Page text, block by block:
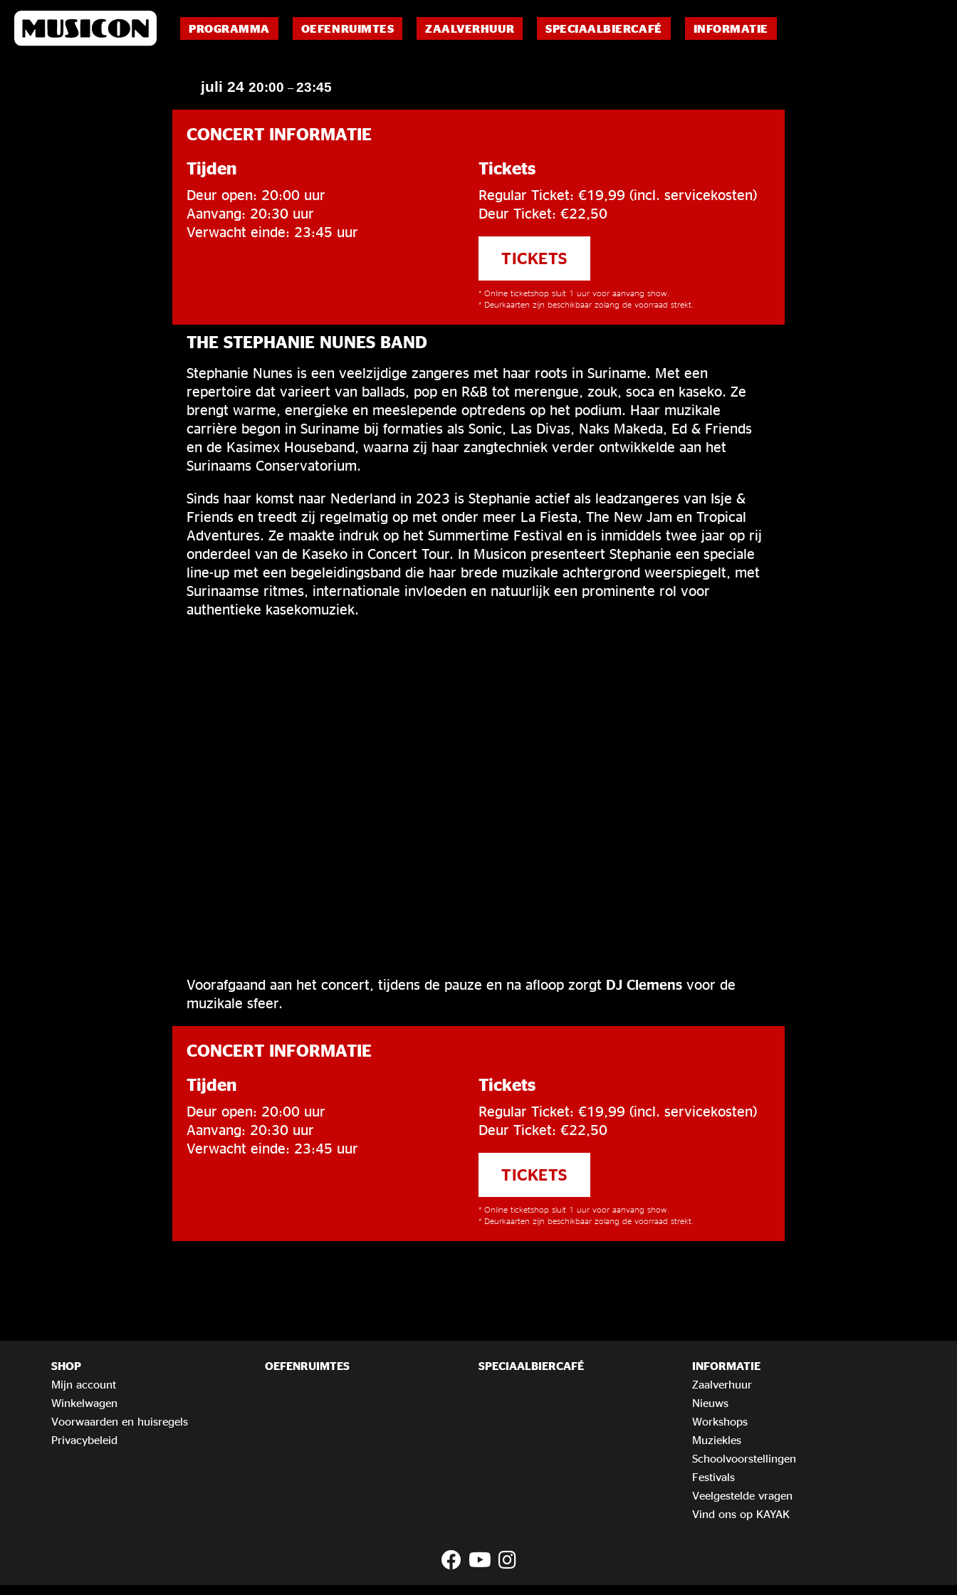
PROGRAMMA OEFENRUIMTES ZAALVERHUUR SPECIAALBIERCAFÉ INFORMATIE
juli 24 20:00 –23:45
CONCERT INFORMATIE
Tijden
Deur open: 20:00 uur
Aanvang: 20:30 uur
Verwacht einde: 23:45 uur
Tickets
Regular Ticket: €19,99 (incl. servicekosten)
Deur Ticket: €22,50
TICKETS
* Online ticketshop sluit 1 uur voor aanvang show.
* Deurkaarten zijn beschikbaar zolang de voorraad strekt.
THE STEPHANIE NUNES BAND
Stephanie Nunes is een veelzijdige zangeres met haar roots in Suriname. Met een
repertoire dat varieert van ballads, pop en R&B tot merengue, zouk, soca en kaseko. Ze
brengt warme, energieke en meeslepende optredens op het podium. Haar muzikale
carrière begon in Suriname bij formaties als Sonic, Las Divas, Naks Makeda, Ed & Friends
en de Kasimex Houseband, waarna zij haar zangtechniek verder ontwikkelde aan het
Surinaams Conservatorium.
Sinds haar komst naar Nederland in 2023 is Stephanie actief als leadzangeres van Isje &
Friends en treedt zij regelmatig op met onder meer La Fiesta, The New Jam en Tropical
Adventures. Ze maakte indruk op het Summertime Festival en is inmiddels twee jaar op rij
onderdeel van de Kaseko in Concert Tour. In Musicon presenteert Stephanie een speciale
line-up met een begeleidingsband die haar brede muzikale achtergrond weerspiegelt, met
Surinaamse ritmes, internationale invloeden en natuurlijk een prominente rol voor
authentieke kasekomuziek.
Voorafgaand aan het concert, tijdens de pauze en na afloop zorgt DJ Clemens voor de
muzikale sfeer.
CONCERT INFORMATIE
Tijden
Deur open: 20:00 uur
Aanvang: 20:30 uur
Verwacht einde: 23:45 uur
Tickets
Regular Ticket: €19,99 (incl. servicekosten)
Deur Ticket: €22,50
TICKETS
* Online ticketshop sluit 1 uur voor aanvang show.
* Deurkaarten zijn beschikbaar zolang de voorraad strekt.
SHOP
Mijn account
Winkelwagen
Voorwaarden en huisregels
Privacybeleid
OEFENRUIMTES SPECIAALBIERCAFÉ
INFORMATIE
Zaalverhuur
Nieuws
Workshops
Muziekles
Schoolvoorstellingen
Festivals
Veelgestelde vragen
Vind ons op KAYAK